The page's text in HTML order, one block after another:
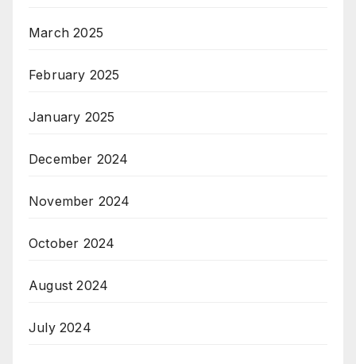
March 2025
February 2025
January 2025
December 2024
November 2024
October 2024
August 2024
July 2024